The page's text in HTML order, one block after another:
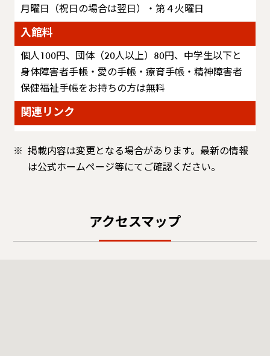
月曜日（祝日の場合は翌日）・第４火曜日
入館料
個人100円、団体（20人以上）80円、中学生以下と
身体障害者手帳・愛の手帳・療育手帳・精神障害者
保健福祉手帳をお持ちの方は無料
関連リンク
掲載内容は変更となる場合があります。最新の情報
は公式ホームページ等にてご確認ください。
アクセスマップ